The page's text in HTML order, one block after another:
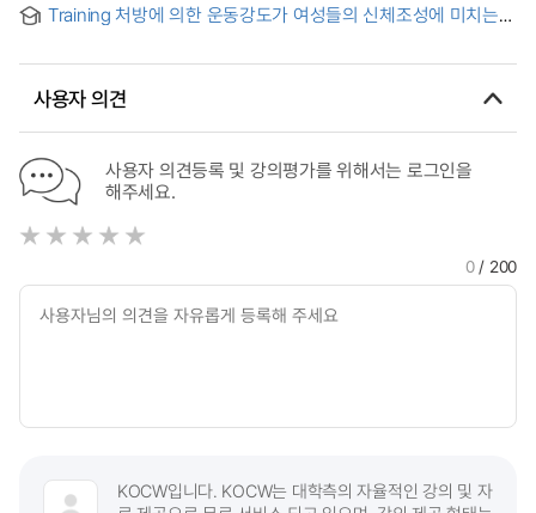
types
Training 처방에 의한 운동강도가 여성들의 신체조성에 미치는
사용자 의견
사용자 의견등록 및 강의평가를 위해서는 로그인을
해주세요.
0/ 200
KOCW입니다. KOCW는 대학측의 자율적인 강의 및 자